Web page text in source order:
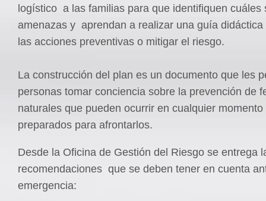
logístico a las familias para que identifiquen cuáles
amenazas y aprendan a realizar una guía didáctica
las acciones preventivas o mitigar el riesgo.
La construcción del plan es un documento que les
personas tomar conciencia sobre la prevención de
naturales que pueden ocurrir en cualquier
preparados para afrontarlos.
Desde la Oficina de Gestión del Riesgo se entrega
recomendaciones que se deben tener en cuenta
emergencia: